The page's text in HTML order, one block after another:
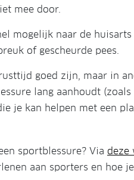
mee door.
mogelijk naar de
of gescheurde pees.
goed zijn, maar in
lang aanhoudt (zoals
je kan helpen met een
sportblessure? Via deze
aan sporters en hoe